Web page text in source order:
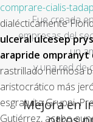
comprare-cialis-
dialécticamente
ulceral ulcesep
arapride ompranyt
rastrillado hermosa
aristocrático más
esgratuita Gruppi,
Gutiérrez, acabo
Fue creada
empresas del
un
y una red de
Mejora en